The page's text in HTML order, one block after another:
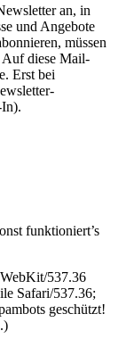
an, in
und Angebote
müssen
Auf diese Mail-
Erst bei
funktioniert’s
537.36
Safari/537.36;
geschützt!
)